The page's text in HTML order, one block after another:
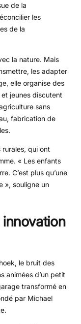
de la
les
de la
la nature. Mais
les adapter
elle organise des
jeunes discutent
sans
fabrication de
qui ont
« Les enfants
C’est plus qu’une
», souligne un
le bruit des
animées d’un petit
transformé en
par Michael